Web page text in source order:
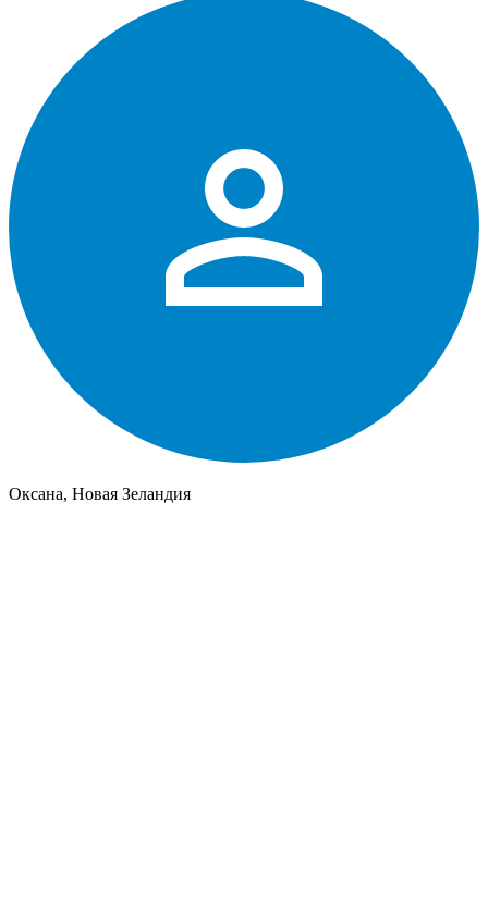
Оксана, Новая Зеландия